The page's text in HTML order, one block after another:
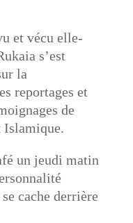
et vécu elle-
s’est
la
reportages et
de
Islamique.
un jeudi matin
cache derrière